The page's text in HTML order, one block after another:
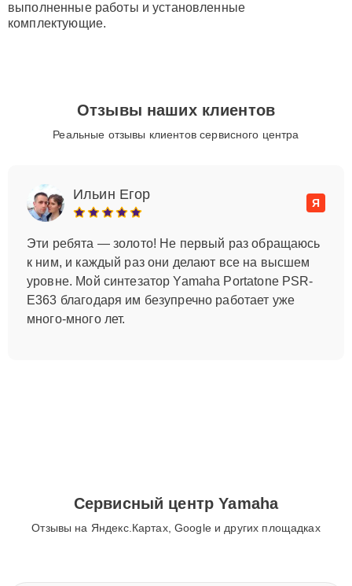
выполненные работы и установленные
комплектующие.
Отзывы наших клиентов
Реальные отзывы клиентов сервисного центра
Ильин Егор
Я
Эти ребята — золото! Не первый раз обращаюсь
к ним, и каждый раз они делают все на высшем
уровне. Мой синтезатор Yamaha Portatone PSR-
E363 благодаря им безупречно работает уже
много-много лет.
Сервисный центр Yamaha
Отзывы на Яндекс.Картах, Google и других площадках